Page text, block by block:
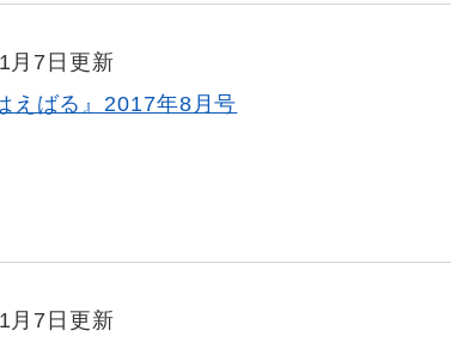
月7日更新
えばる』2017年8月号
月7日更新